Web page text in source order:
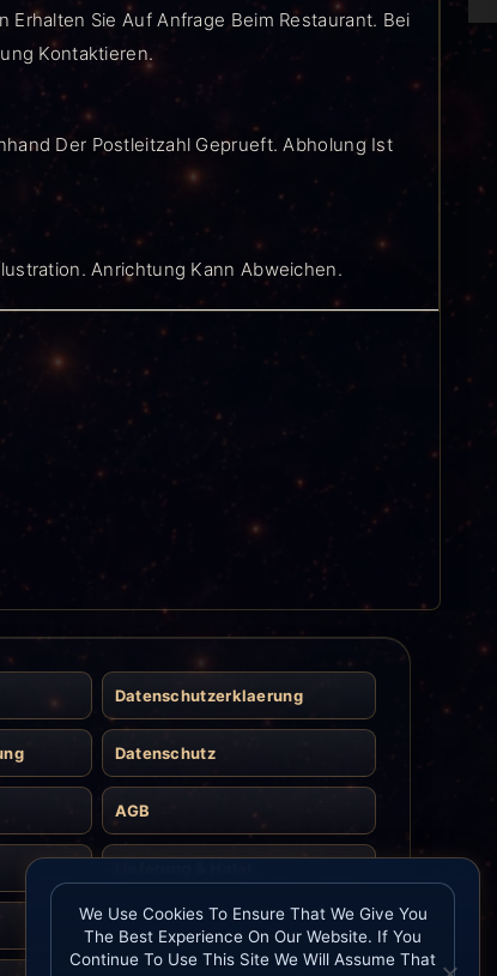
Erhalten Sie Auf Anfrage Beim Restaurant. Bei
Kontaktieren.
Der Postleitzahl Geprueft. Abholung Ist
Anrichtung Kann Abweichen.
Datenschutzerklaerung
Datenschutz
AGB
Kontakt
We Use Cookies To Ensure That We Give You
The Best Experience On Our Website. If You
Continue To Use This Site We Will Assume That